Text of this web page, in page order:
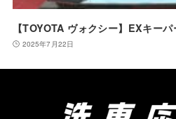
【TOYOTA ヴォクシー】EXキーパ
2025年7月22日